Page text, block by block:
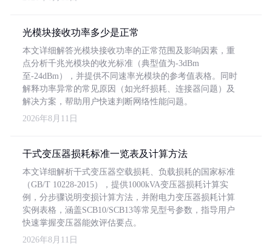
光模块接收功率多少是正常
本文详细解答光模块接收功率的正常范围及影响因素，重
点分析千兆光模块的收光标准（典型值为-3dBm
至-24dBm），并提供不同速率光模块的参考值表格。同时
解释功率异常的常见原因（如光纤损耗、连接器问题）及
解决方案，帮助用户快速判断网络性能问题。
2026年8月11日
干式变压器损耗标准一览表及计算方法
本文详细解析干式变压器空载损耗、负载损耗的国家标准
（GB/T 10228-2015），提供1000kVA变压器损耗计算实
例，分步骤说明变损计算方法，并附电力变压器损耗计算
实例表格，涵盖SCB10/SCB13等常见型号参数，指导用户
快速掌握变压器能效评估要点。
2026年8月11日